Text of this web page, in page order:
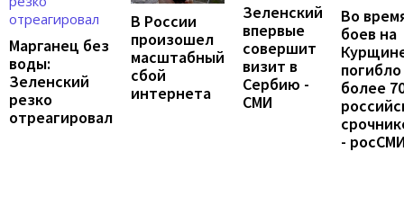
Марганец без
воды:
Зеленский
резко
отреагировал
В России
произошел
масштабный
сбой
интернета
Зеленский
впервые
совершит
визит в
Сербию -
СМИ
Во
боев на
погибло
более
-